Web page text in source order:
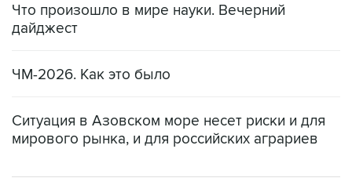
Что произошло в мире науки. Вечерний
дайджест
ЧМ-2026. Как это было
Ситуация в Азовском море несет риски и для
мирового рынка, и для российских аграриев